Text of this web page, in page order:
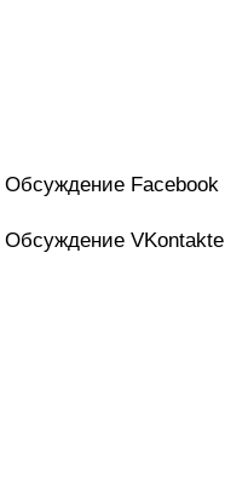
Обсуждение Facebook
Обсуждение VKontakte